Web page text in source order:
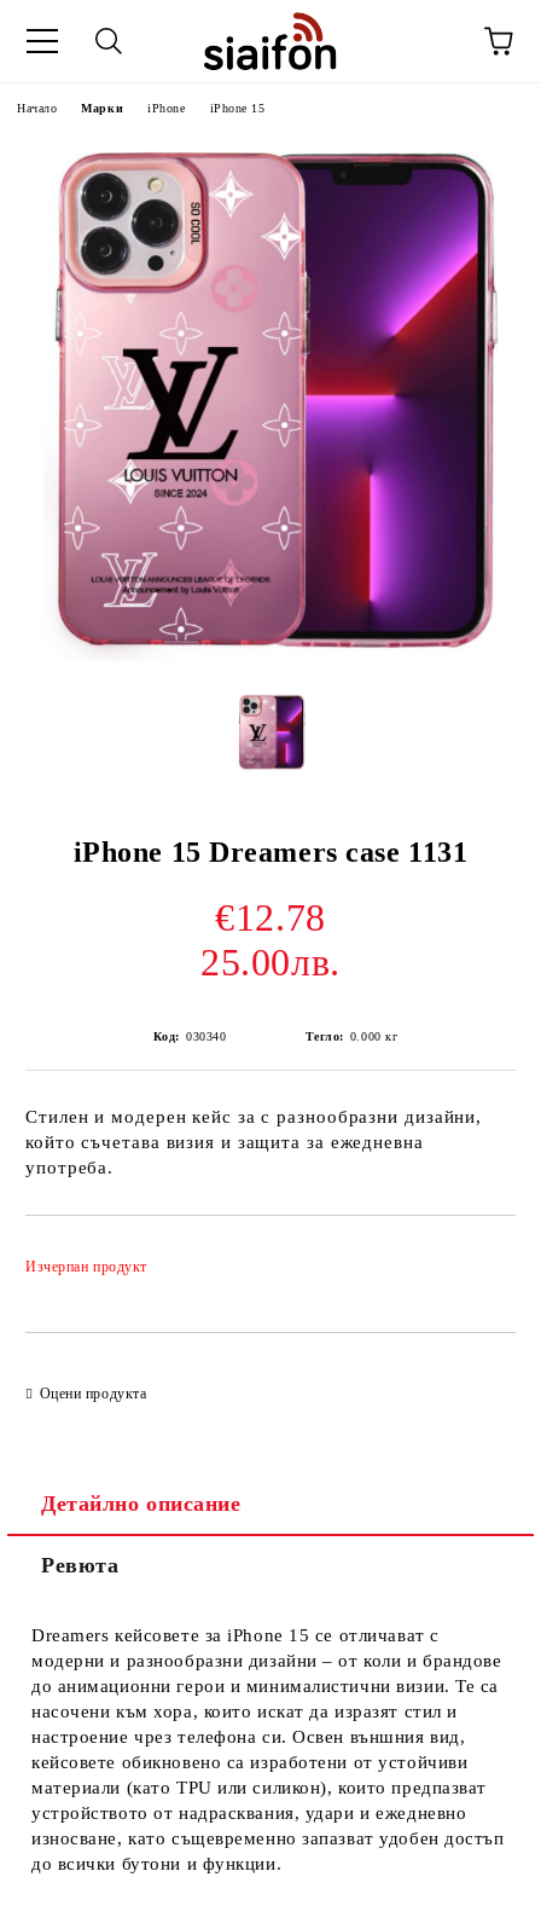
Начало Марки iPhone iPhone 15
iPhone 15 Dreamers case 1131
€12.78
25.00лв.
Код: 030340 Тегло: 0.000 кг
Стилен и модерен кейс за с разнообразни дизайни,
който съчетава визия и защита за ежедневна
употреба.
Изчерпан продукт
Оцени продукта
Детайлно описание
Ревюта
Dreamers кейсовете за iPhone 15 се отличават с
модерни и разнообразни дизайни – от коли и брандове
до анимационни герои и минималистични визии. Те са
насочени към хора, които искат да изразят стил и
настроение чрез телефона си. Освен външния вид,
кейсовете обикновено са изработени от устойчиви
материали (като TPU или силикон), които предпазват
устройството от надрасквания, удари и ежедневно
износване, като същевременно запазват удобен достъп
до всички бутони и функции.